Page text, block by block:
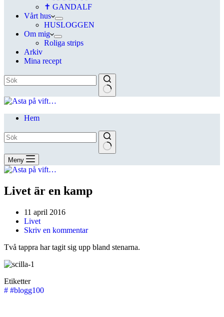
✝ GANDALF
Vårt hus
HUSLOGGEN
Om mig
Roliga strips
Arkiv
Mina recept
Hem
Meny
Livet är en kamp
11 april 2016
Livet
Skriv en kommentar
Två tappra har tagit sig upp bland stenarna.
Etiketter
# #blogg100